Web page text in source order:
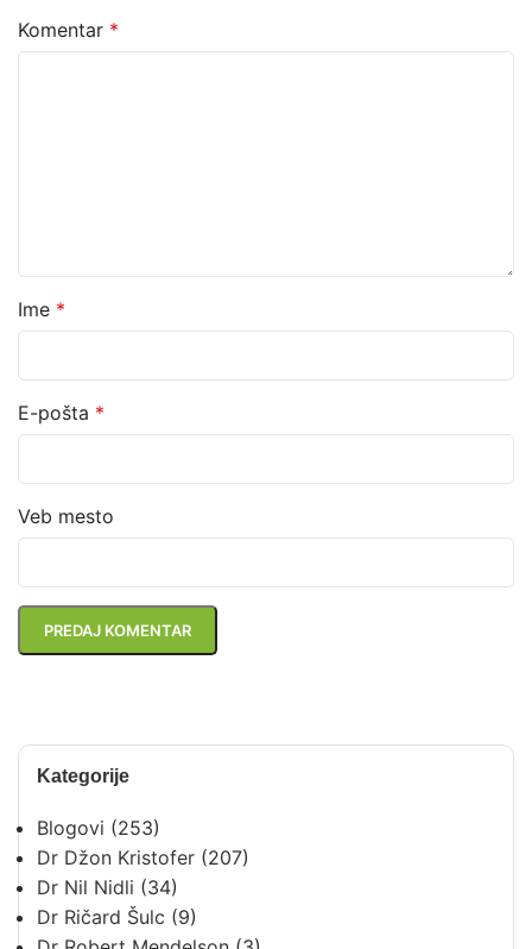
Kategorije
Blogovi (253)
Dr Džon Kristofer (207)
Dr Nil Nidli (34)
Dr Ričard Šulc (9)
Komentar *
Ime *
E-pošta *
Veb mesto